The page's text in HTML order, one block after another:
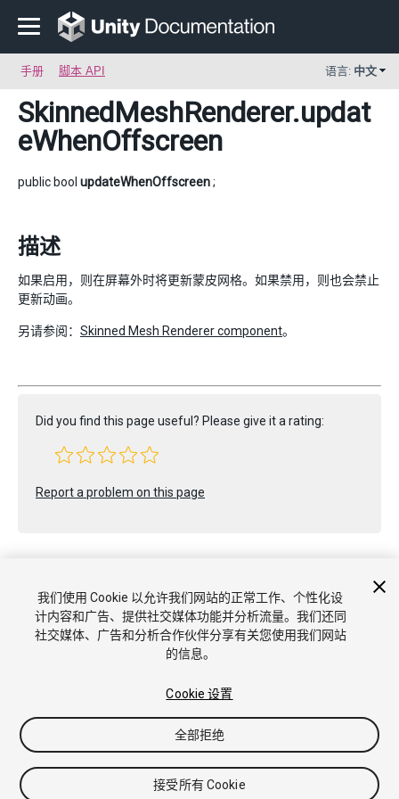
手册 脚本 API 语言: 中文
SkinnedMeshRenderer.updat
eWhenOffscreen
public bool updateWhenOffscreen;
描述
如果启用，则在屏幕外时将更新蒙皮网格。如果禁用，则也会禁止
更新动画。
另请参阅： Skinned Mesh Renderer component。
Did you find this page useful? Please give it a rating:
Report a problem on this page
Copyright © 2022 Unity Technologies. Publication 2022.2
论坛
我们使用 Cookie 以允许我们网站的正常工作、个性化设
计内容和广告、提供社交媒体功能并分析流量。我们还同
社交媒体、广告和分析合作伙伴分享有关您使用我们网站
的信息。
Cookie 设置
全部拒绝
接受所有 Cookie